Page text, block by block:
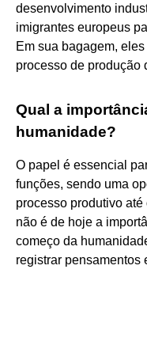
desenvolvimento
imigrantes europeus
Em sua bagagem,
processo de produção
Qual a
humanidade?
O papel é essencial
funções, sendo uma
processo produtivo
não é de hoje a
começo da
registrar pensamentos